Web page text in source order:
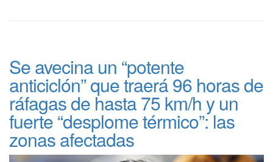
Se avecina un “potente
anticiclón” que traerá 96 horas de
ráfagas de hasta 75 km/h y un
fuerte “desplome térmico”: las
zonas afectadas